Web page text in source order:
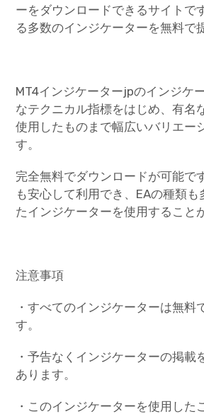
ーをダウンロードできるサイトで
る多数のインジケーターを無料で
MT4インジケーターjpのインジケ
なテクニカル指標をはじめ、有名
使用したものまで幅広いバリエー
す。
完全無料でダウンロードが可能で
も安心して利用でき、EAの種類も
たインジケーターを使用すること
注意事項
・すべてのインジケーターは無料
す。
・予告なくインジケーターの掲載
あります。
・このインジケーターを使用した